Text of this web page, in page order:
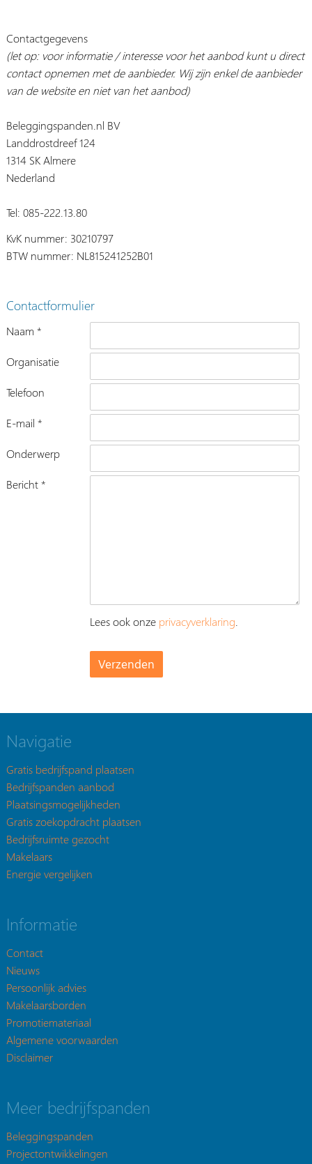
Contactgegevens
(let op: voor informatie / interesse voor het aanbod kunt u direct
contact opnemen met de aanbieder. Wij zijn enkel de aanbieder
van de website en niet van het aanbod)
Beleggingspanden.nl BV
Landdrostdreef 124
1314 SK Almere
Nederland
Tel: 085-222.13.80
KvK nummer: 30210797
BTW nummer: NL815241252B01
Contactformulier
Naam *
Organisatie
Telefoon
E-mail *
Onderwerp
Bericht *
Lees ook onze privacyverklaring
Navigatie
Gratis bedrijfspand plaatsen
Bedrijfspanden aanbod
Plaatsingsmogelijkheden
Gratis zoekopdracht plaatsen
Bedrijfsruimte gezocht
Makelaars
Energie vergelijken
Informatie
Contact
Nieuws
Persoonlijk advies
Makelaarsborden
Promotiemateriaal
Algemene voorwaarden
Disclaimer
Meer bedrijfspanden
Beleggingspanden
Projectontwikkelingen